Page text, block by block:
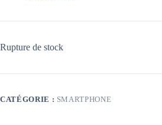
Rupture de stock
CATÉGORIE : SMARTPHONE